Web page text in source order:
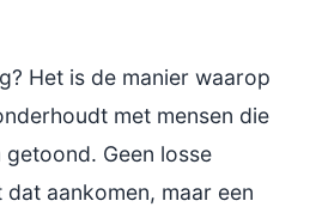
Het is de manier waarop
met mensen die
Geen losse
aankomen, maar een